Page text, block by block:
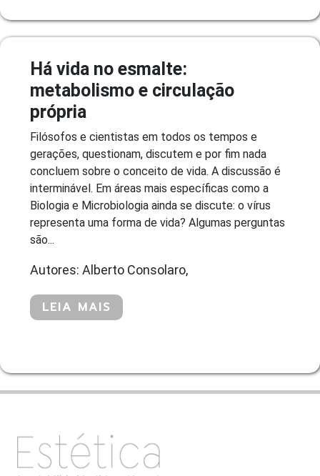
Há vida no esmalte:
metabolismo e circulação
própria
Filósofos e cientistas em todos os tempos e
gerações, questionam, discutem e por fim nada
concluem sobre o conceito de vida. A discussão é
interminável. Em áreas mais específicas como a
Biologia e Microbiologia ainda se discute: o vírus
representa uma forma de vida? Algumas perguntas
são...
Autores: Alberto Consolaro,
LEIA MAIS